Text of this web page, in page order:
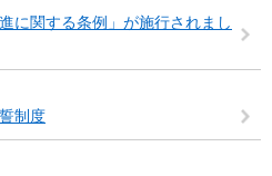
に関する条例」が施行されまし
制度